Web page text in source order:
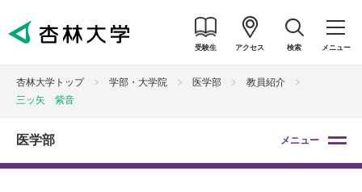
受験生 アクセス 検索 メニュー
杏林大学トップ 学部・大学院 医学部
教員紹介
三ッ矢 紫音
医学部 メニュー